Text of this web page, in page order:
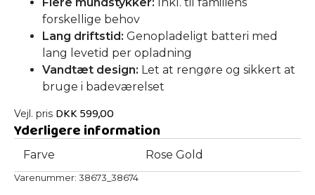
forskellige behov
Lang driftstid: Genopladeligt batteri med
lang levetid per opladning
Vandtæt design: Let at rengøre og sikkert at
bruge i badeværelset
Vejl. pris DKK 599,00
Yderligere information
Farve Rose Gold
Varenummer: 38673_38674